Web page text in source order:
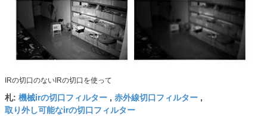
IRの切口のないIRの切口を使って
札: 機械irの切口フィルター , 赤外線切口フィルター ,
取り外し可能なirの切口フィルター